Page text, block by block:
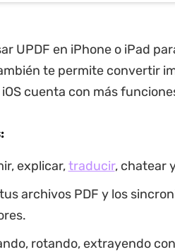
UPDF en iPhone o iPad
te permite convertir
cuenta con más
explicar,traducir, chatear
archivos PDF y los
rotando, extrayendo